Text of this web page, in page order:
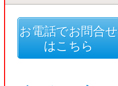
お電話でお問合せ
はこちら